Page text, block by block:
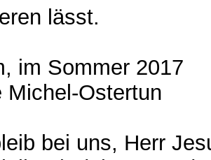
lässt.
im Sommer 2017
Michel-Ostertun
bei uns, Herr